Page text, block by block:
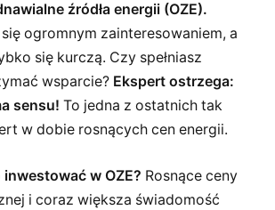
źródła energii (OZE).
ogromnym zainteresowaniem, a
się kurczą. Czy spełniasz
wsparcie? Ekspert ostrzega:
sensu! To jedna z ostatnich tak
w dobie rosnących cen energii.
w OZE? Rosnące ceny
i coraz większa świadomość